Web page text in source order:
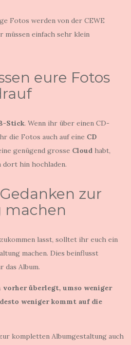
Fotos werden von der CEWE
müssen einfach sehr klein
eure Fotos
Stick. Wenn ihr über einen CD-
die Fotos auch auf eine CD
genügend grosse Cloud habt,
hin hochladen.
zur
machen
lasst, solltet ihr euch ein
machen. Dies beinflusst
das Album.
vorher überlegt, umso weniger
weniger kommt auf die
kompletten Albumgestaltung auch